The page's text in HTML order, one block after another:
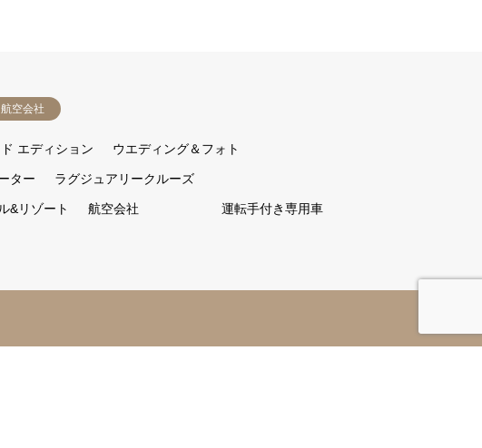
空会社
エディション ウエディング＆フォト
ター ラグジュアリークルーズ
&リゾート 航空会社 運転手付き専用車